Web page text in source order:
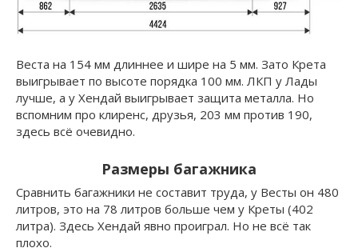
Веста на 154 мм длиннее и шире на 5 мм. Зато Крета
выигрывает по высоте порядка 100 мм. ЛКП у Лады
лучше, а у Хендай выигрывает защита металла. Но
вспомним про клиренс, друзья, 203 мм против 190,
здесь всё очевидно.
Размеры багажника
Сравнить багажники не составит труда, у Весты он 480
литров, это на 78 литров больше чем у Креты (402
литра). Здесь Хендай явно проиграл. Но не всё так
плохо.